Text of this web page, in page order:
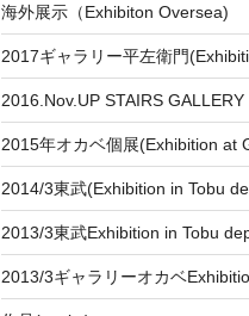
海外展示（Exhibiton Oversea)
2017ギャラリー平左衛門
2016.Nov.UP STAIRS GALLERY
2015年オカベ個展(Exhibition at
2014/3東武(Exhibition in Tobu
2013/3東武Exhibition in Tobu
2013/3ギャラリーオカベ